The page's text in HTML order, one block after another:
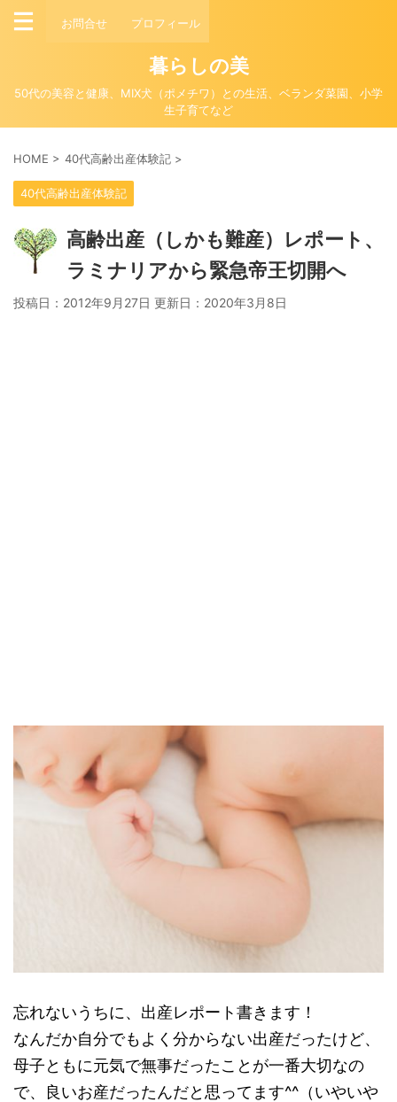
お問合せ プロフィール
暮らしの美
50代の美容と健康、MIX犬（ポメチワ）との生活、ベランダ菜園、小学
生子育てなど
HOME > 40代高齢出産体験記 >
40代高齢出産体験記
高齢出産（しかも難産）レポート、
ラミナリアから緊急帝王切開へ
投稿日：2012年9月27日 更新日： 2020年3月8日
忘れないうちに、出産レポート書きます！
なんだか自分でもよく分からない出産だったけど、
母子ともに元気で無事だったことが一番大切なの
で、良いお産だったんだと思ってます^^（いやいや